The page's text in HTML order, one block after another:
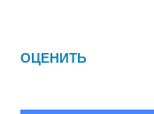
ОЦЕНИТЬ